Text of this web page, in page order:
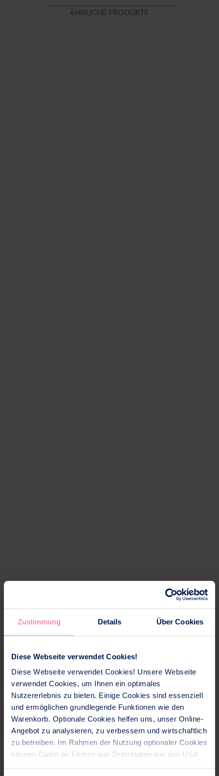
Zustimmung Details Über Cookies
Diese Webseite verwendet Cookies!
Diese Webseite verwendet Cookies! Unsere Webseite
verwendet Cookies, um Ihnen ein optimales
Nutzererlebnis zu bieten. Einige Cookies sind essenziell
und ermöglichen grundlegende Funktionen wie den
Warenkorb. Optionale Cookies helfen uns, unser Online-
Angebot zu analysieren, zu verbessern und wirtschaftlich
zu betreiben. Im Rahmen der Nutzung optionaler Cookies
können Daten an Firmen aus Drittstaaten wie den USA
ÄHNLICHE PRODUKTE